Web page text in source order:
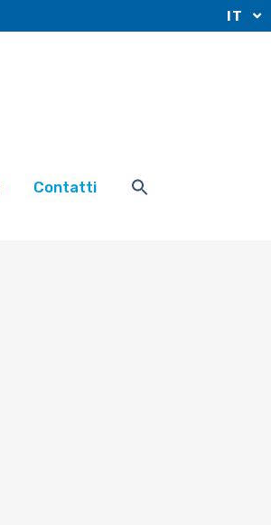
IT
Contatti